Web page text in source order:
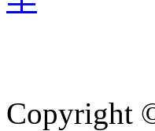
Copyright